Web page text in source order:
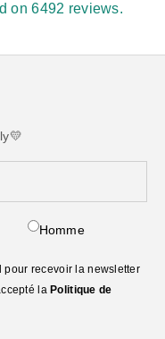
on 6492 reviews.
Homme
pour recevoir la newsletter
la Politique de